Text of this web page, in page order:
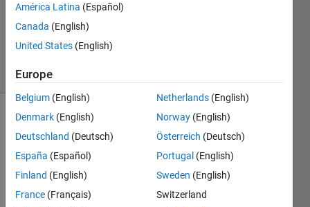
Aurelien
Queffurust
229
1 likes
The
idea is
to form
string S
América Latina (Español)
Canada (English)
United States (English)
Europe
Belgium (English)
Denmark (English)
Deutschland (Deutsch)
España (Español)
Finland (English)
France (Français)
Netherlands (English)
Norway (English)
Österreich (Deutsch)
Portugal (English)
Sweden (English)
Switzerland